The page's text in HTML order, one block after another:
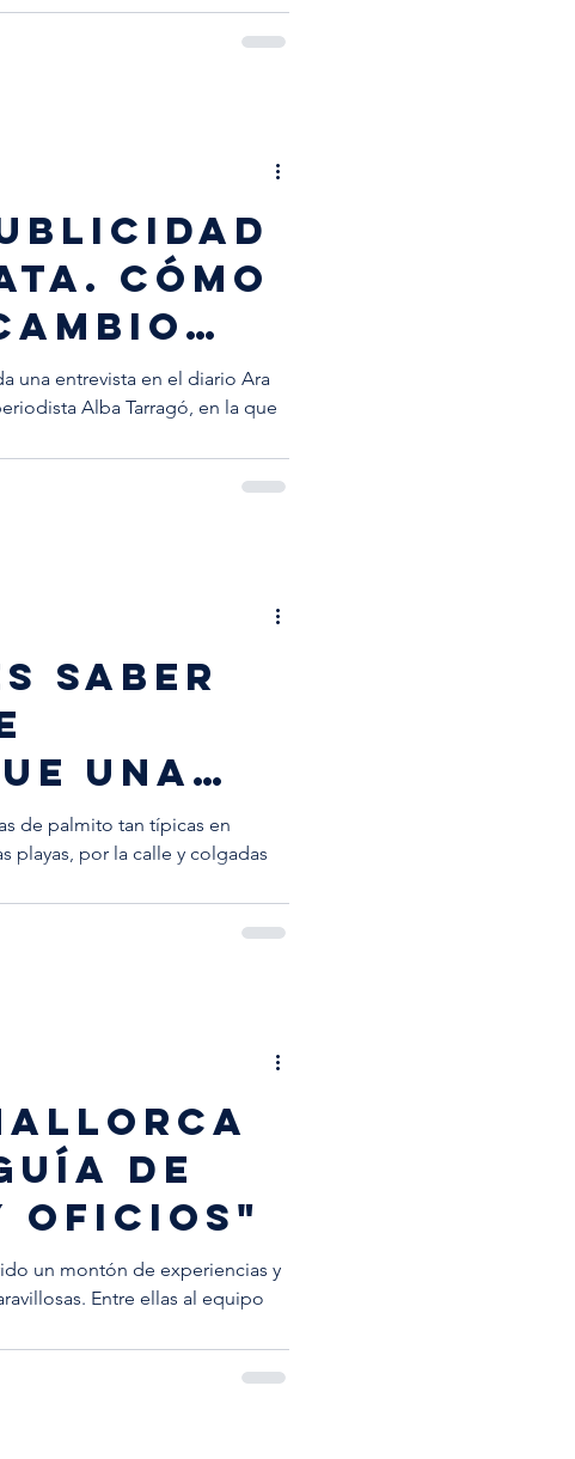
cómo
una entrevista en el diario Ara
Alba Tarragó, en la que
SABER
UNA
HECHA
de palmito tan típicas en
playas, por la calle y colgadas
DE
OFICIOS"
un montón de experiencias y
Entre ellas al equipo